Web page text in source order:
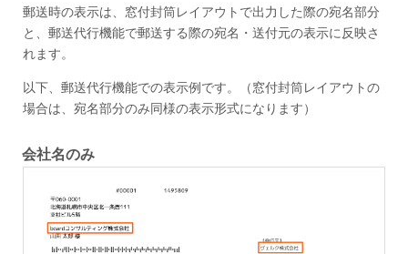
郵送時の表示は、窓付封筒レイアウトで出力した際の宛名部分
と、郵送代行機能で郵送する際の宛名・送付元の表示に反映さ
れます。
以下、郵送代行機能での表示例です。（窓付封筒レイアウトの
場合は、宛名部分のみ同様の表示形式になります）
会社名のみ